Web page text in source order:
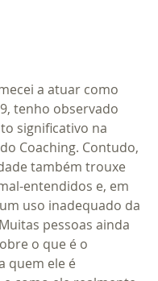
a atuar como
tenho observado
significativo na
Coaching. Contudo,
também trouxe
entendidos e, em
uso inadequado da
pessoas ainda
o que é o
quem ele é